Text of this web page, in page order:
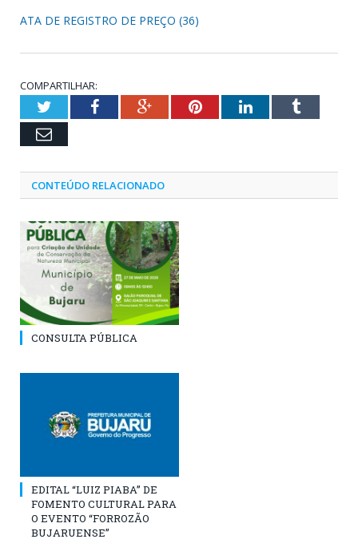
ATA DE REGISTRO DE PREÇO (36)
COMPARTILHAR:
TwitterFacebookGoogle+PinterestLinkedInTumblr
Email
CONTEÚDO RELACIONADO
CONSULTA PÚBLICA
EDITAL “LUIZ PIABA” DE
FOMENTO CULTURAL PARA
O EVENTO “FORROZÃO
BUJARUENSE”